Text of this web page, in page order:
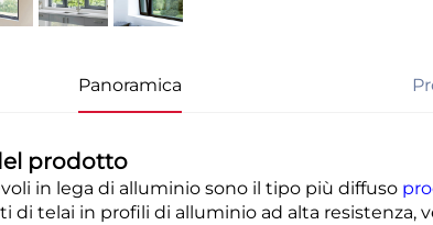
Panoramica
prodotto
in lega di alluminio sono il tipo più diffuso
di telai in profili di alluminio ad alta resistenza,